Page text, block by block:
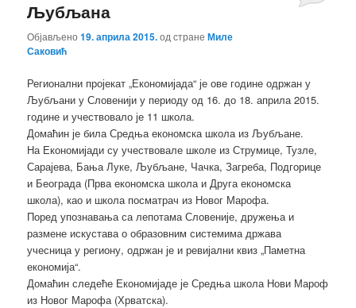
Љубљана
Објављено19. априла 2015.од странеМиле
Саковић
Регионални пројекат „Економијада“ је ове године одржан у
Љубљани у Словенији у периоду од 16. до 18. априла 2015.
године и учествовало је 11 школа.
Домаћин је била Средња економска школа из Љубљане.
На Економијади су учествовале школе из Струмице, Тузле,
Сарајева, Бања Луке, Љубљане, Чачка, Загреба, Подгорице
и Београда (Прва економска школа и Друга економска
школа), као и школа посматрач из Новог Марофа.
Поред упознавања са лепотама Словеније, дружења и
размене искустава о образовним системима држава
учесница у региону, одржан је и ревијални квиз „Паметна
економија“.
Домаћин следеће Економијаде је Средња школа Нови Мароф
из Новог Марофа (Хрватска).